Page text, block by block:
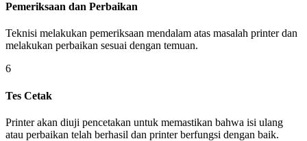
Pemeriksaan dan Perbaikan
Teknisi melakukan pemeriksaan mendalam atas masalah printer dan
melakukan perbaikan sesuai dengan temuan.
6
Tes Cetak
Printer akan diuji pencetakan untuk memastikan bahwa isi ulang
atau perbaikan telah berhasil dan printer berfungsi dengan baik.